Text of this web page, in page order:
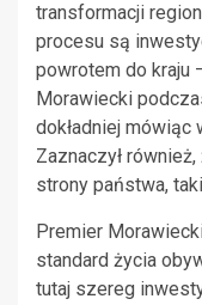
transformacji
procesu są
powrotem do kraju
Morawiecki
dokładniej mówiąc
Zaznaczył
strony państwa,
Premier
standard życia
tutaj szereg